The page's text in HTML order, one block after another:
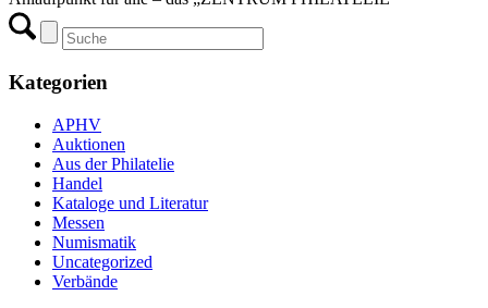
Kategorien
APHV
Auktionen
Aus der Philatelie
Handel
Kataloge und Literatur
Messen
Numismatik
Uncategorized
Verbände